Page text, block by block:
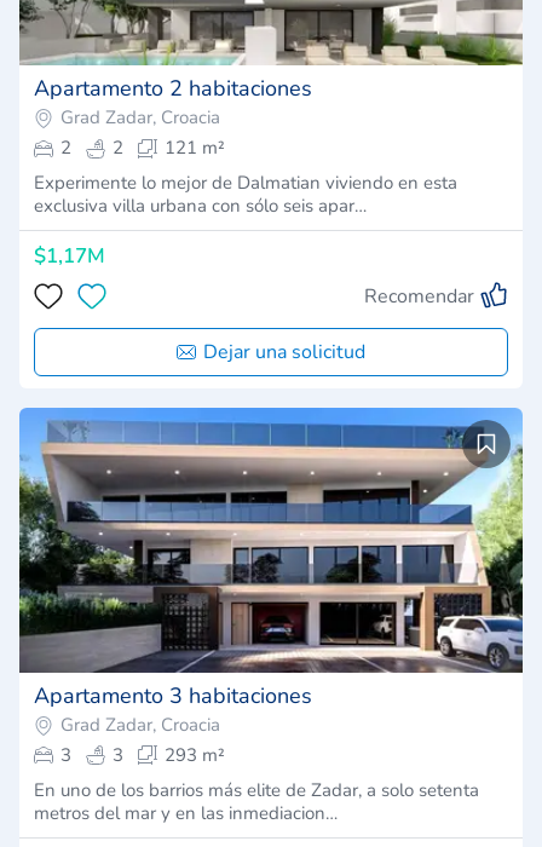
Apartamento 2 habitaciones
Grad Zadar, Croacia
2
2
121 m²
Experimente lo mejor de Dalmatian viviendo en esta
exclusiva villa urbana con sólo seis apar…
$1,17M
Recomendar
Dejar una solicitud
Apartamento 3 habitaciones
Grad Zadar, Croacia
3
3
293 m²
En uno de los barrios más elite de Zadar, a solo setenta
metros del mar y en las inmediacion…